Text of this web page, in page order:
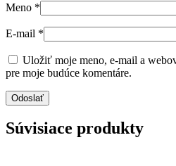
Meno *
E-mail *
Uložiť moje meno, e-mail a
pre moje budúce komentáre.
Súvisiace produkty